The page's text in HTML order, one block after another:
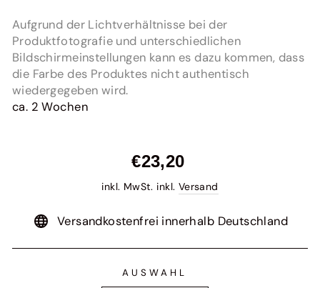
Aufgrund der Lichtverhältnisse bei der
Produktfotografie und unterschiedlichen
Bildschirmeinstellungen kann es dazu kommen, dass
die Farbe des Produktes nicht authentisch
wiedergegeben wird.
ca. 2 Wochen
Normaler
€23,20
inkl. MwSt. inkl. Versand
Versandkostenfrei innerhalb Deutschland
AUSWAHL